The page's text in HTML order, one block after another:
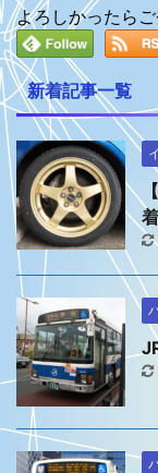
よろしかったら
新着記事一覧